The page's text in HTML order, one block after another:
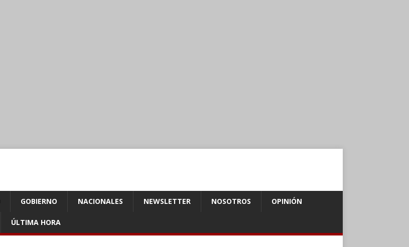
GOBIERNO NACIONALES NEWSLETTER NOSOTROS OPINIÓN
ÚLTIMA HORA